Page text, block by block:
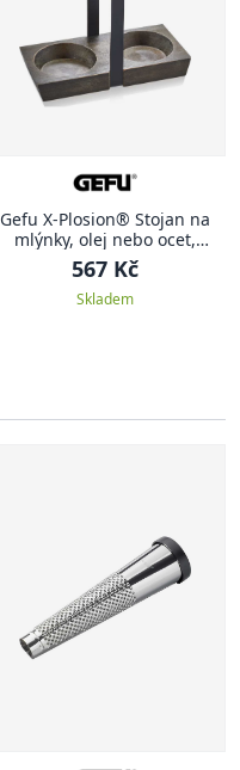
Gefu X-Plosion® Stojan na
mlýnky, olej nebo ocet,
velikost M
567 Kč
Skladem